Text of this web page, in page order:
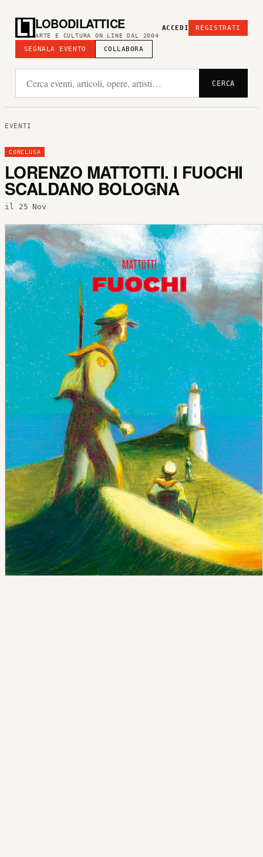
LOBODILATTICE
ARTE E CULTURA ON LINE DAL 2004
SEGNALA EVENTO COLLABORA
ACCEDI REGISTRATI
CERCA
EVENTI
CONCLUSA
LORENZO MATTOTTI. I FUOCHI
SCALDANO BOLOGNA
il 25 Nov